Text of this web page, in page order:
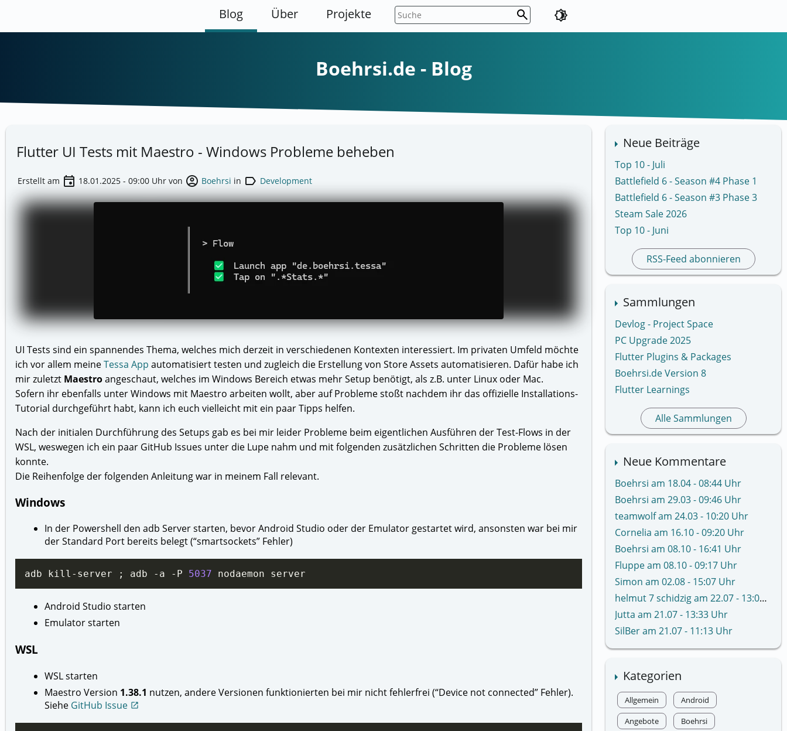
Blog Über Projekte search brightness_4
Boehrsi.de - Blog
Neue Beiträge
Top 10 - Juli
Battlefield 6 - Season #4 Phase 1
Battlefield 6 - Season #3 Phase 3
Steam Sale 2026
Top 10 - Juni
RSS-Feed abonnieren
Sammlungen
Devlog - Project Space
PC Upgrade 2025
Flutter Plugins & Packages
Boehrsi.de Version 8
Flutter Learnings
Alle Sammlungen
Neue Kommentare
Boehrsi am 18.04 - 08:44 Uhr
Boehrsi am 29.03 - 09:46 Uhr
teamwolf am 24.03 - 10:20 Uhr
Cornelia am 16.10 - 09:20 Uhr
Boehrsi am 08.10 - 16:41 Uhr
Fluppe am 08.10 - 09:17 Uhr
Simon am 02.08 - 15:07 Uhr
helmut 7 schidzig am 22.07 - 13:02 Uhr
Jutta am 21.07 - 13:33 Uhr
SilBer am 21.07 - 11:13 Uhr
Kategorien
Allgemein
Android
Angebote
Boehrsi
Flutter UI Tests mit Maestro - Windows Probleme beheben
Erstellt am event 18.01.2025 - 09:00 Uhr von account_circle Boehrsi in label Development
UI Tests sind ein spannendes Thema, welches mich derzeit in verschiedenen Kontexten interessiert. Im privaten Umfeld möchte
ich vor allem meineTessa App automatisiert testen und zugleich die Erstellung von Store Assets automatisieren. Dafür habe ich
mir zuletzt Maestroangeschaut, welches im Windows Bereich etwas mehr Setup benötigt, als z.B. unter Linux oder Mac.
Sofern ihr ebenfalls unter Windows mit Maestro arbeiten wollt, aber auf Probleme stoßt nachdem ihr das offizielle Installations-
Tutorial durchgeführt habt, kann ich euch vielleicht mit ein paar Tipps helfen.
Nach der initialen Durchführung des Setups gab es bei mir leider Probleme beim eigentlichen Ausführen der Test-Flows in der
WSL, weswegen ich ein paar GitHub Issues unter die Lupe nahm und mit folgenden zusätzlichen Schritten die Probleme lösen
konnte.
Die Reihenfolge der folgenden Anleitung war in meinem Fall relevant.
Windows
In der Powershell den adb Server starten, bevor Android Studio oder der Emulator gestartet wird, ansonsten war bei mir
der Standard Port bereits belegt (“smartsockets” Fehler)
adb kill-server ; adb -a -P 5037
Android Studio starten
Emulator starten
WSL
WSL starten
Maestro Version 1.38.1 nutzen, andere Versionen funktionierten bei mir nicht fehlerfrei (“Device not connected” Fehler).
Siehe GitHub Issue open_in_new